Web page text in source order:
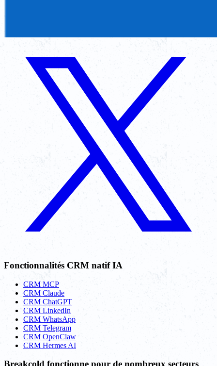
Fonctionnalités CRM natif IA
CRM MCP
CRM Claude
CRM ChatGPT
CRM LinkedIn
CRM WhatsApp
CRM Telegram
CRM OpenClaw
CRM Hermes AI
Breakcold fonctionne pour de nombreux secteurs